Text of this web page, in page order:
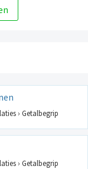
› Getalbegrip
› Getalbegrip